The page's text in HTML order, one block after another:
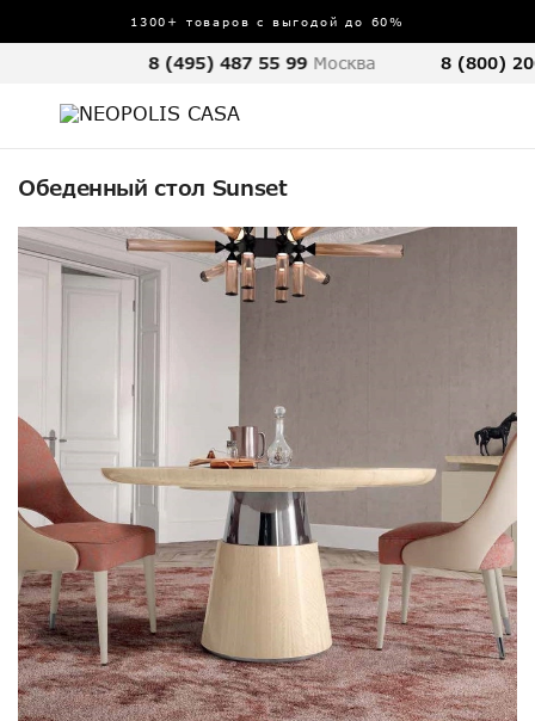
1300+ товаров с выгодой до 60%
8 (495) 487 55 99 Москва 8 (800)
Обеденный стол Sunset